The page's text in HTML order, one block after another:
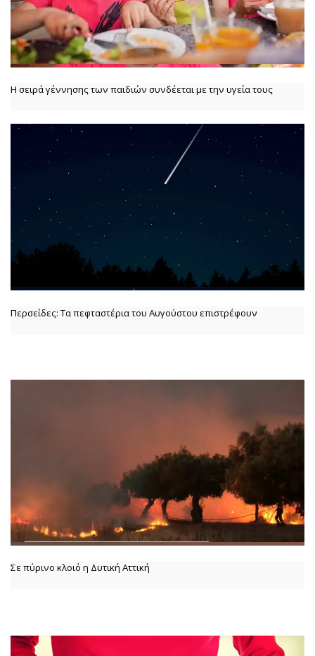
Η σειρά γέννησης των παιδιών συνδέεται με την υγεία τους
Περσείδες: Τα πεφταστέρια του Αυγούστου επιστρέφουν
Σε πύρινο κλοιό η Δυτική Αττική